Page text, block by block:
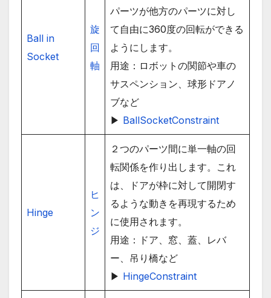
Ball in
Socket
旋
回
軸
パーツが他方のパーツに対し
て自由に360度の回転ができる
ようにします。
用途：ロボットの関節や車の
サスペンション、球形ドアノ
ブなど
▶ BallSocketConstraint
Hinge
ヒ
ン
ジ
２つのパーツ間に単一軸の回
転関係を作り出します。これ
は、ドアが枠に対して開閉す
るような動きを再現するため
に使用されます。
用途：ドア、窓、蓋、レバ
ー、吊り橋など
▶ HingeConstraint